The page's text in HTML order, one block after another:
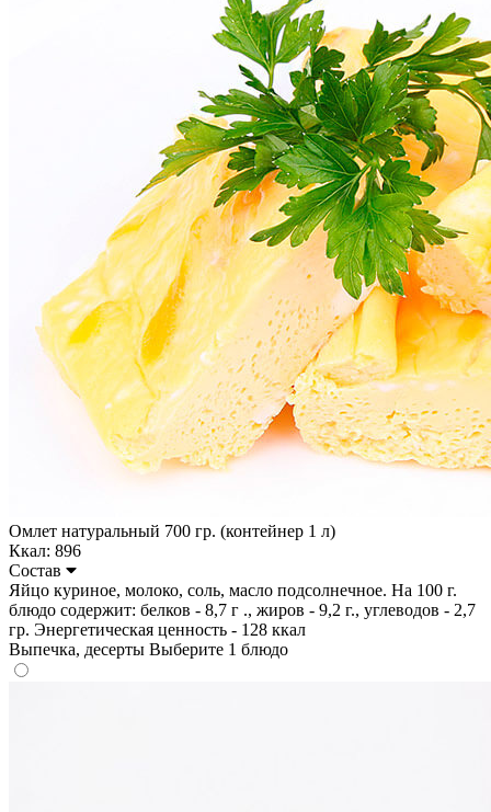
Омлет натуральный 700 гр. (контейнер 1 л)
Ккал: 896
Состав
Яйцо куриное, молоко, соль, масло подсолнечное. На 100 г.
блюдо содержит: белков - 8,7 г ., жиров - 9,2 г., углеводов - 2,7
гр. Энергетическая ценность - 128 ккал
Выпечка, десерты Выберите 1 блюдо